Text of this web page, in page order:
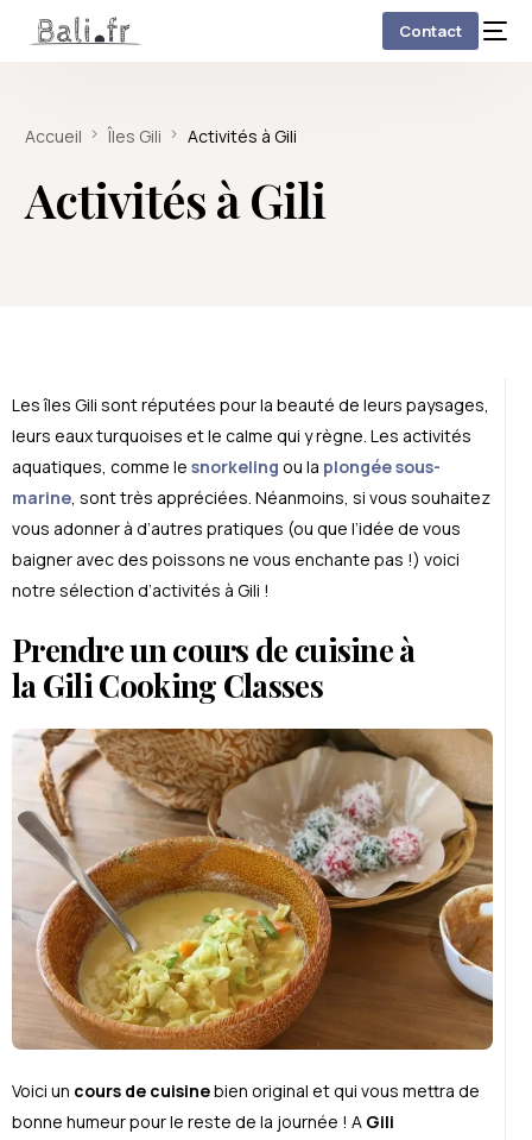
Contact
Accueil Îles Gili Activités à Gili
Activités à Gili
Les îles Gili sont réputées pour la beauté de leurs paysages,
leurs eaux turquoises et le calme qui y règne. Les activités
aquatiques, comme le snorkeling ou la plongée sous-
marine, sont très appréciées. Néanmoins, si vous souhaitez
vous adonner à d’autres pratiques (ou que l’idée de vous
baigner avec des poissons ne vous enchante pas !) voici
notre sélection d’activités à Gili !
Prendre un cours de cuisine à
la Gili Cooking Classes
Voici un cours de cuisinebien original et qui vous mettra de
bonne humeur pour le reste de la journée ! A Gili